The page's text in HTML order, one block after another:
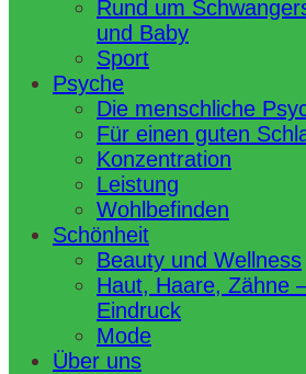
Rund um
und Baby
Sport
Psyche
Die menschliche
Für einen guten
Konzentration
Leistung
Wohlbefinden
Schönheit
Beauty und Wellness
Haut, Haare, Zähne
Eindruck
Mode
Über uns